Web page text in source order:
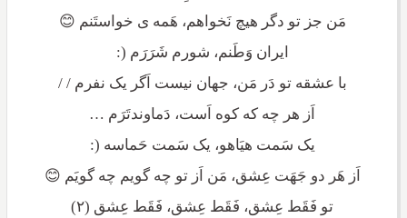
مَن جز تو دگر هیچ نَخواهم، هَمه ی خواستَنم 😊
ایران وَطَنم، شورم شَرَرَم (:
با عشقه تو دَر مَن، جهان نیست اَگر یک نفرم / /
اَز هر چه که کوه اَست، دَماوندتَرَم …
یک سَمت هیَاهو، یک سَمت حَماسه (:
اَز هَر دو جَهَت عِشق، مَن اَز تو چه گویم چه گویَم 😊
تو فَقَط عِشق، فَقَط عِشق، فَقَط عِشق (۲)